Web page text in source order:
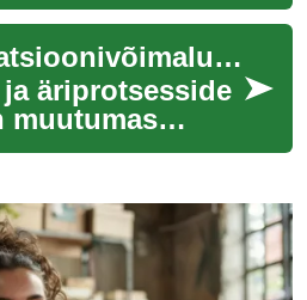
näevad. Kas
Uued integratsioonivõimalused: kõneAPIde ühendamine äriprotsessidega
äriprotsesside
muutumas
kes
kli...